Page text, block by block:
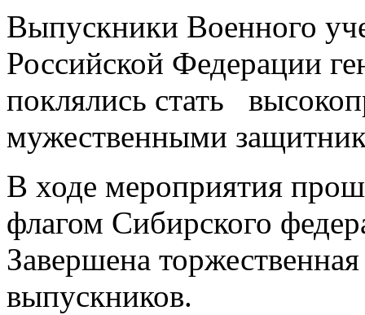
Выпускники Военного
Российской Федерации
поклялись стать
мужественными
В ходе мероприятия
флагом Сибирского
Завершена
выпускников.